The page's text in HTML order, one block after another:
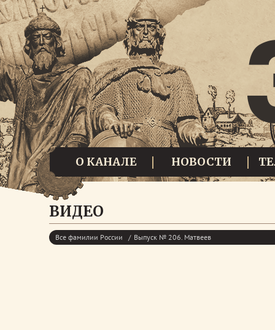
О КАНАЛЕ НОВОСТИ
ВИДЕО
Все фамилии России Выпуск № 206. Матвеев